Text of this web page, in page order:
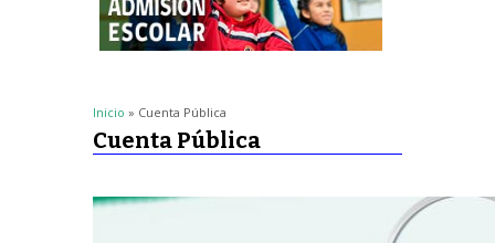
Inicio » Cuenta Pública
Cuenta Pública